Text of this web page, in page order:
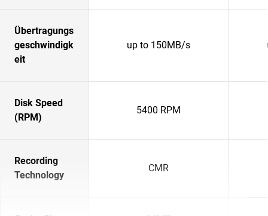
Übertragungs
geschwindigk
eit
up to 150MB/s
Disk Speed
(RPM)
5400 RPM
Recording
Technology
CMR